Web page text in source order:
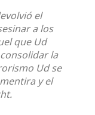
el
a los
que Ud
la
Ud se
y el